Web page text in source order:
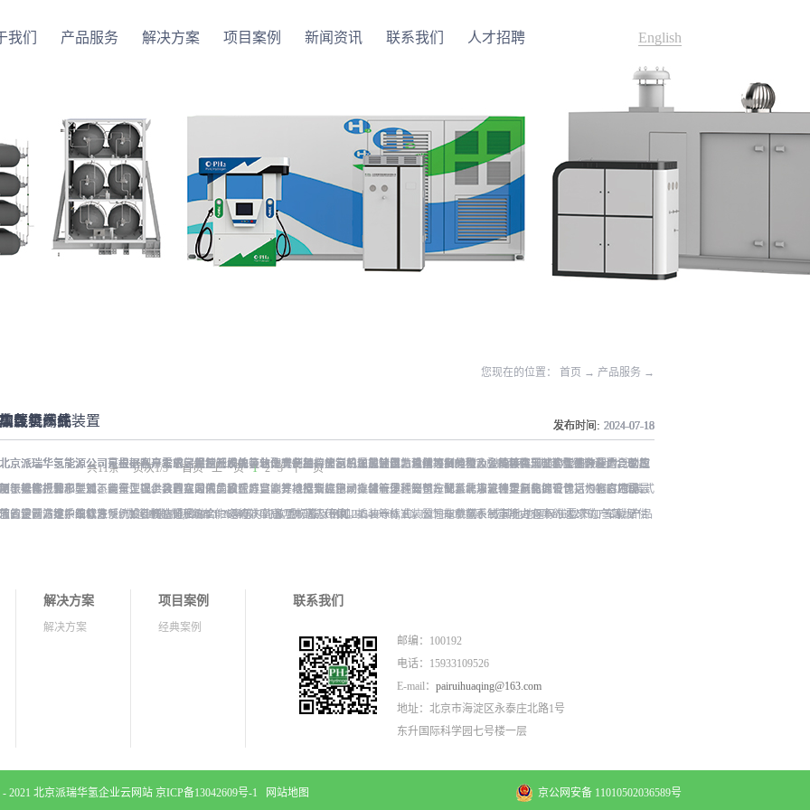
English
我们 产品服务 解决方案 项目案例 新闻资讯 联系我们 人才招聘
您现在的位置： 首页 → 产品服务 →
加氢机 发布时间: 2024-07-18
北京派瑞华氢能源公司可根据客户需求，设计开发加氢站配套使用的加氢机，加注压力包括35MPa和70MPa两种。加氢机结构设计合理，
便于操作，外形美观，安全性强。具有双面液晶显示屏，能支持IC卡、移动支付等多种支付方式。北京派瑞华氢能源公司可根据客户需
求，定制满足中国标准（例如GB50516, GB/T 43674等）、欧盟标准（例如IEC 60069, EN ISO 80079等）或其他地区标准要求的产品。产品
防爆等级（参考）II 3 G Ex h ia db mb eb IIB+H2&...
车载氢系统 发布时间: 2024-07-16
北京派瑞华氢能源公司是最早从事车载储供氢系统的企业之一，拥有丰富的车载储供氢系统项目经验，公司具有5000套年生产能力。公司
可根据客户需求，对不同车型提供合理且最优的设计方案，并根据安装空间、续航里程等整车配套需求进行定制化的设计，为客户匹配最
佳的设计方案。车载氢系统设计制造遵循GB/T 26990、GB/T 29126、GB/T 24549等标准。公司车载氢系统市场占有率约达20%。车载储供
式试验，以保证氢系统的安全性及稳定性；氢系统支架、加注口等均通过检验验证；系统具备防过压、防过温、防泄漏、防氢气聚集和防
撬装一体式装置 发布时间: 2024-07-18
北京派瑞华氢能源公司可根据客户需求，定制开发撬装一体式制氢、储氢、加氢装置。具体可细分为大型撬装装置、小型撬装装置、制氢
加氢一体机和小型加氢装置，以上装置在国内、欧盟、日本等地得到应用。撬装一体式制氢、储氢、加氢装置具有以下优点：1. 占地小，
节省空间，维护维修方便。2. 各模块紧密融合，运行效率高。3. 节能环保。撬装一体式装置性能参数表制氢能力500Nm3以下加氢等级
高压管阀件 发布时间: 2024-07-18
北京派瑞华氢能源公司自主研制开发的氢气用管阀件，包含有各种接头、三通、针阀、球阀等多类型及多种接口形式的管阀件，广泛的应
用于氢能行业。
软件类产品 发布时间: 2024-07-18
北京派瑞华氢能源公司可根据客户需求定制控制系统等软件类产品。控制系统是加氢站设备控制的核心，能够实现整个工艺流程的自动控
制、异常报警和联锁、运行工况参数的实时采集和在线监测，以及数据记录存储管理。公司控制系统等软件类产品拥有包括“500KG撬装式
加氢装置站控系统软件”、“加氢机控制系统软件”等在内的多项软著及专利。
共11条 页次1/3 首页 上一页 1 2 3 下一页
解决方案
解决方案
项目案例
经典案例
联系我们
邮编：100192
电话：15933109526
E-mail： pairuihuaqing@163.com
地址：北京市海淀区永泰庄北路1号
东升国际科学园七号楼一层
- 2021 北京派瑞华氢企业云网站 京ICP备13042609号-1 网站地图 京公网安备 11010502036589号